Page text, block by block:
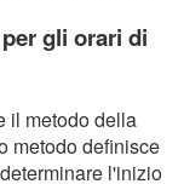
gli orari di
il metodo della
metodo definisce
l'inizio